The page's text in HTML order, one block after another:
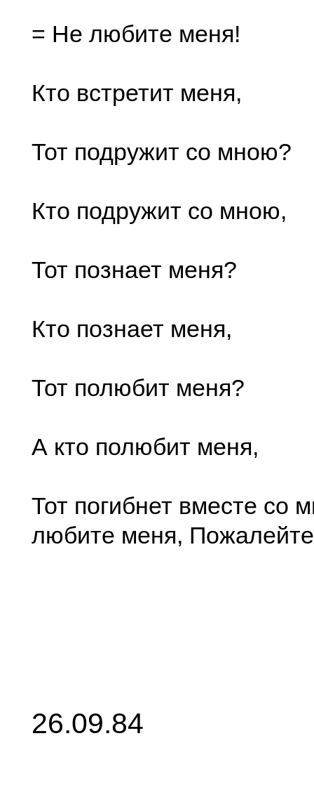
= Не любите меня!
Кто встретит меня,
Тот подружит со мною?
Кто подружит со мною,
Тот познает меня?
Кто познает меня,
Тот полюбит меня?
А кто полюбит меня,
Тот погибнет вместе со
любите меня,
26.09.84